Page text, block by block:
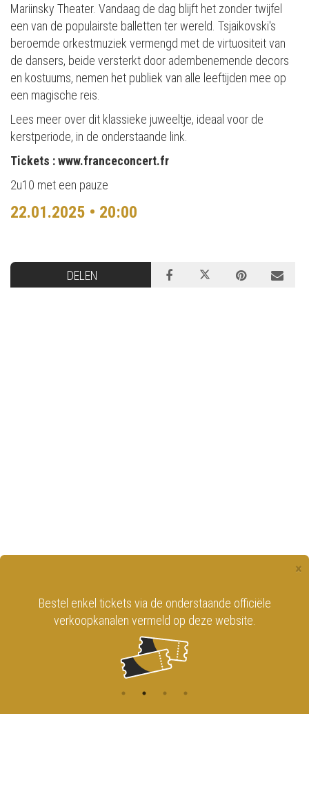
Mariinsky Theater. Vandaag de dag blijft het zonder twijfel
een van de populairste balletten ter wereld. Tsjaikovski's
beroemde orkestmuziek vermengd met de virtuositeit van
de dansers, beide versterkt door adembenemende decors
en kostuums, nemen het publiek van alle leeftijden mee op
een magische reis.
Lees meer over dit klassieke juweeltje, ideaal voor de
kerstperiode, in de onderstaande link.
Tickets : www.franceconcert.fr
2u10 met een pauze
22.01.2025 • 20:00
DELEN
×
Bestel enkel tickets via de onderstaande officiële
verkoopkanalen vermeld op deze website.